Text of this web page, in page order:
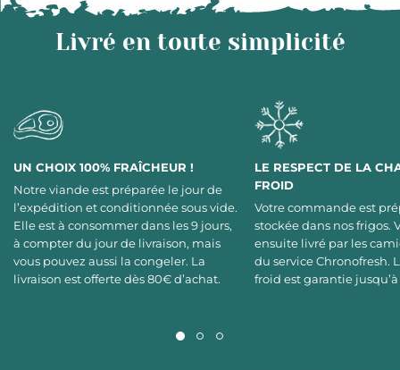
Livré en toute simplicité
UN CHOIX 100% FRAÎCHEUR !
Notre viande est préparée le jour de
l’expédition et conditionnée sous vide.
Elle est à consommer dans les 9 jours,
à compter du jour de livraison, mais
vous pouvez aussi la congeler. La
livraison est offerte dès 80€ d’achat.
LE RESPECT DE LA
FROID
Votre commande est
stockée dans nos frigos.
ensuite livré par les
du service Chronofresh.
froid est garantie